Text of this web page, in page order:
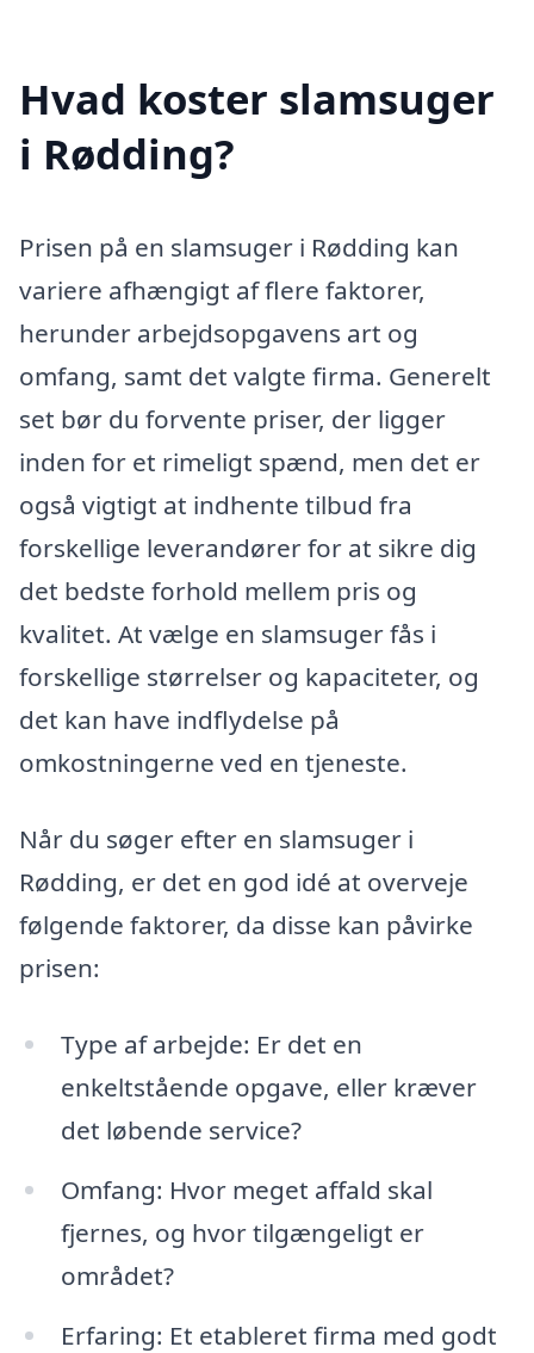
Hvad koster slamsuger
i Rødding?
Prisen på en slamsuger i Rødding kan
variere afhængigt af flere faktorer,
herunder arbejdsopgavens art og
omfang, samt det valgte firma. Generelt
set bør du forvente priser, der ligger
inden for et rimeligt spænd, men det er
også vigtigt at indhente tilbud fra
forskellige leverandører for at sikre dig
det bedste forhold mellem pris og
kvalitet. At vælge en slamsuger fås i
forskellige størrelser og kapaciteter, og
det kan have indflydelse på
omkostningerne ved en tjeneste.
Når du søger efter en slamsuger i
Rødding, er det en god idé at overveje
følgende faktorer, da disse kan påvirke
prisen:
Type af arbejde: Er det en
enkeltstående opgave, eller kræver
det løbende service?
Omfang: Hvor meget affald skal
fjernes, og hvor tilgængeligt er
området?
Erfaring: Et etableret firma med godt